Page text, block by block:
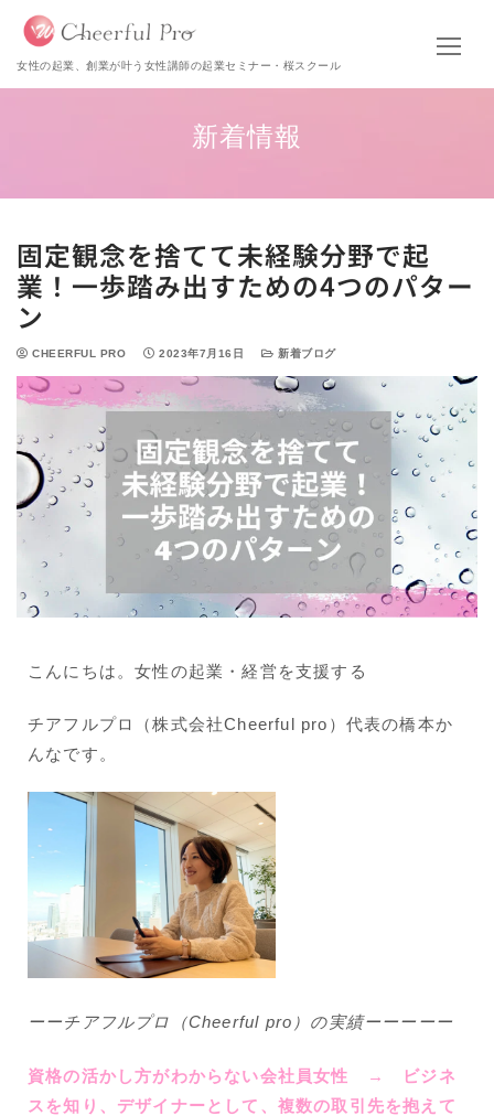
女性の起業、創業が叶う女性講師の起業セミナー・桜スクール
新着情報
固定観念を捨てて未経験分野で起
業！一歩踏み出すための4つのパター
ン
CHEERFUL PRO 2023年7月16日 新着ブログ
こんにちは。女性の起業・経営を支援する
チアフルプロ（株式会社Cheerful pro）代表の橋本か
んなです。
ーーチアフルプロ（Cheerful pro）の実績ーーーーー
資格の活かし方がわからない会社員女性 → ビジネ
スを知り、デザイナーとして、複数の取引先を抱えて